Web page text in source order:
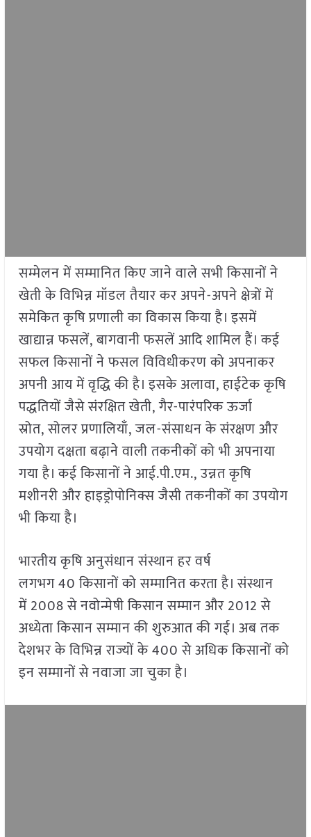
सम्मेलन में सम्मानित किए जाने वाले सभी किसानों ने
खेती के विभिन्न मॉडल तैयार कर अपने-अपने क्षेत्रों में
समेकित कृषि प्रणाली का विकास किया है। इसमें
खाद्यान्न फसलें, बागवानी फसलें आदि शामिल हैं। कई
सफल किसानों ने फसल विविधीकरण को अपनाकर
अपनी आय में वृद्धि की है। इसके अलावा, हाईटेक कृषि
पद्धतियों जैसे संरक्षित खेती, गैर-पारंपरिक ऊर्जा
स्रोत, सोलर प्रणालियाँ, जल-संसाधन के संरक्षण और
उपयोग दक्षता बढ़ाने वाली तकनीकों को भी अपनाया
गया है। कई किसानों ने आई.पी.एम., उन्नत कृषि
मशीनरी और हाइड्रोपोनिक्स जैसी तकनीकों का उपयोग
भी किया है।
भारतीय कृषि अनुसंधान संस्थान हर वर्ष
लगभग 40 किसानों को सम्मानित करता है। संस्थान
में 2008 से नवोन्मेषी किसान सम्मान और 2012 से
अध्येता किसान सम्मान की शुरुआत की गई। अब तक
देशभर के विभिन्न राज्यों के 400 से अधिक किसानों को
इन सम्मानों से नवाजा जा चुका है।